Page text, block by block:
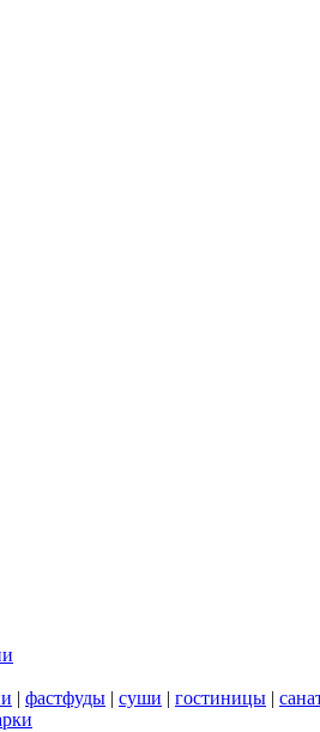
| фастфуды | суши | гостиницы |